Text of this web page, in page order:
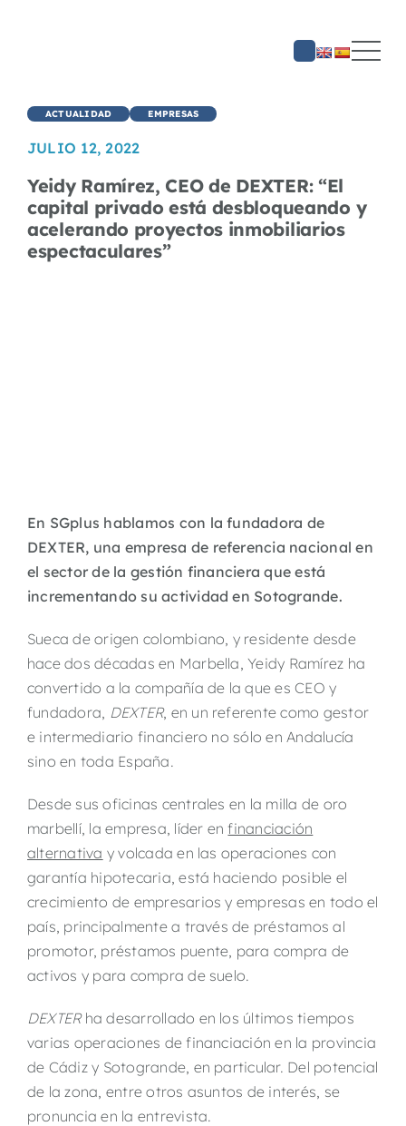
ACTUALIDAD EMPRESAS
JULIO 12, 2022
Yeidy Ramírez, CEO de DEXTER: “El
capital privado está desbloqueando y
acelerando proyectos inmobiliarios
espectaculares”
En SGplus hablamos con la fundadora de
DEXTER, una empresa de referencia nacional en
el sector de la gestión financiera que está
incrementando su actividad en Sotogrande.
Sueca de origen colombiano, y residente desde
hace dos décadas en Marbella, Yeidy Ramírez ha
convertido a la compañía de la que es CEO y
fundadora, DEXTER, en un referente como gestor
e intermediario financiero no sólo en Andalucía
sino en toda España.
Desde sus oficinas centrales en la milla de oro
marbellí, la empresa, líder enfinanciación
alternativa y volcada en las operaciones con
garantía hipotecaria, está haciendo posible el
crecimiento de empresarios y empresas en todo el
país, principalmente a través de préstamos al
promotor, préstamos puente, para compra de
activos y para compra de suelo.
DEXTERha desarrollado en los últimos tiempos
varias operaciones de financiación en la provincia
de Cádiz y Sotogrande, en particular. Del potencial
de la zona, entre otros asuntos de interés, se
pronuncia en la entrevista.